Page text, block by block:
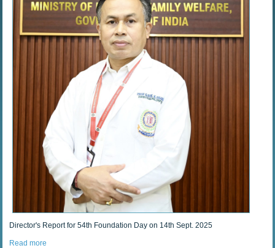
Director's Report for 54th Foundation Day on 14th Sept. 2025
Read more